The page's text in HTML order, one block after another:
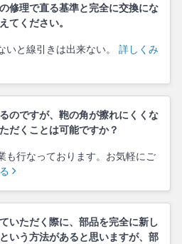
修理で直る基準と完全に交換にな
てください。
いと線引きは出来ない。 詳しくみ
のですが、鞄の角が擦れにくくな
だくことは可能ですか？
も行なっております。お気軽にご
いただく際に、部品を完全に新し
いう方法があると思いますが、部